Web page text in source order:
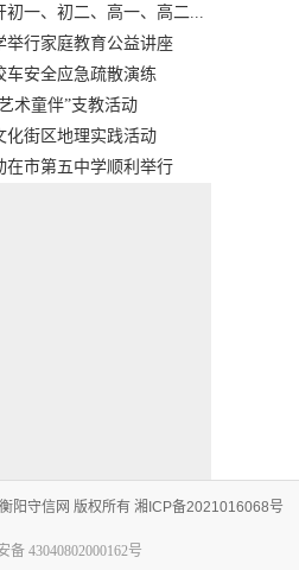
一、初二、高一、高二...
举行家庭教育公益讲座
车安全应急疏散演练
术童伴”支教活动
化街区地理实践活动
在市第五中学顺利举行
阳守信网 版权所有 湘ICP备2021016068号
备 43040802000162号